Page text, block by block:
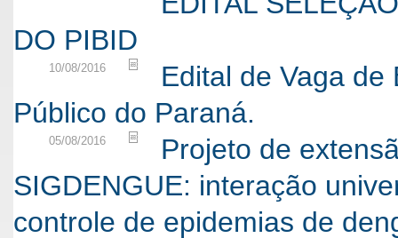
DO PIBID
10/08/2016
Edital de Vaga
Público do Paraná.
05/08/2016
Projeto de
SIGDENGUE: interação
controle de epidemias de